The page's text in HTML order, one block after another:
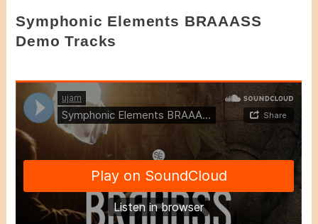
Symphonic Elements BRAAASS
Demo Tracks